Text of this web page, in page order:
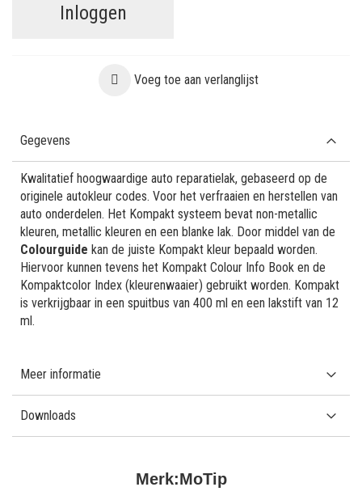
Inloggen
Voeg toe aan verlanglijst
Merk:MoTip
Gegevens
Kwalitatief hoogwaardige auto reparatielak, gebaseerd op de
originele autokleur codes. Voor het verfraaien en herstellen van
auto onderdelen. Het Kompakt systeem bevat non-metallic
kleuren, metallic kleuren en een blanke lak. Door middel van de
Colourguide kan de juiste Kompakt kleur bepaald worden.
Hiervoor kunnen tevens het Kompakt Colour Info Book en de
Kompaktcolor Index (kleurenwaaier) gebruikt worden. Kompakt
is verkrijgbaar in een spuitbus van 400 ml en een lakstift van 12
ml.
Meer informatie
Downloads